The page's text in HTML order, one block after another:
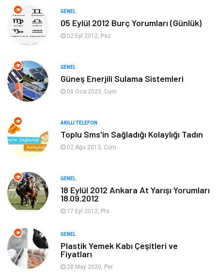
Soru-Cevap
Ekonomi
Tanıtıcı Reklam Alışveriş
Dekorasyon Tatil
Makine
Güzellik & Bakım
Organizasyon
Hizmet
Aksesuar
GENEL
05 Eylül 2012 Burç Yorumları (Günlük)
02 Eyl 2012, Paz
GENEL
Güneş Enerjili Sulama Sistemleri
06 Oca 2023, Cum
AKILLI TELEFON
Toplu Sms'in Sağladığı Kolaylığı Tadın
02 Ağu 2013, Cum
GENEL
18 Eylül 2012 Ankara At Yarışı Yorumları
18.09.2012
17 Eyl 2012, Pts
GENEL
Plastik Yemek Kabı Çeşitleri ve
Fiyatları
28 May 2020, Per